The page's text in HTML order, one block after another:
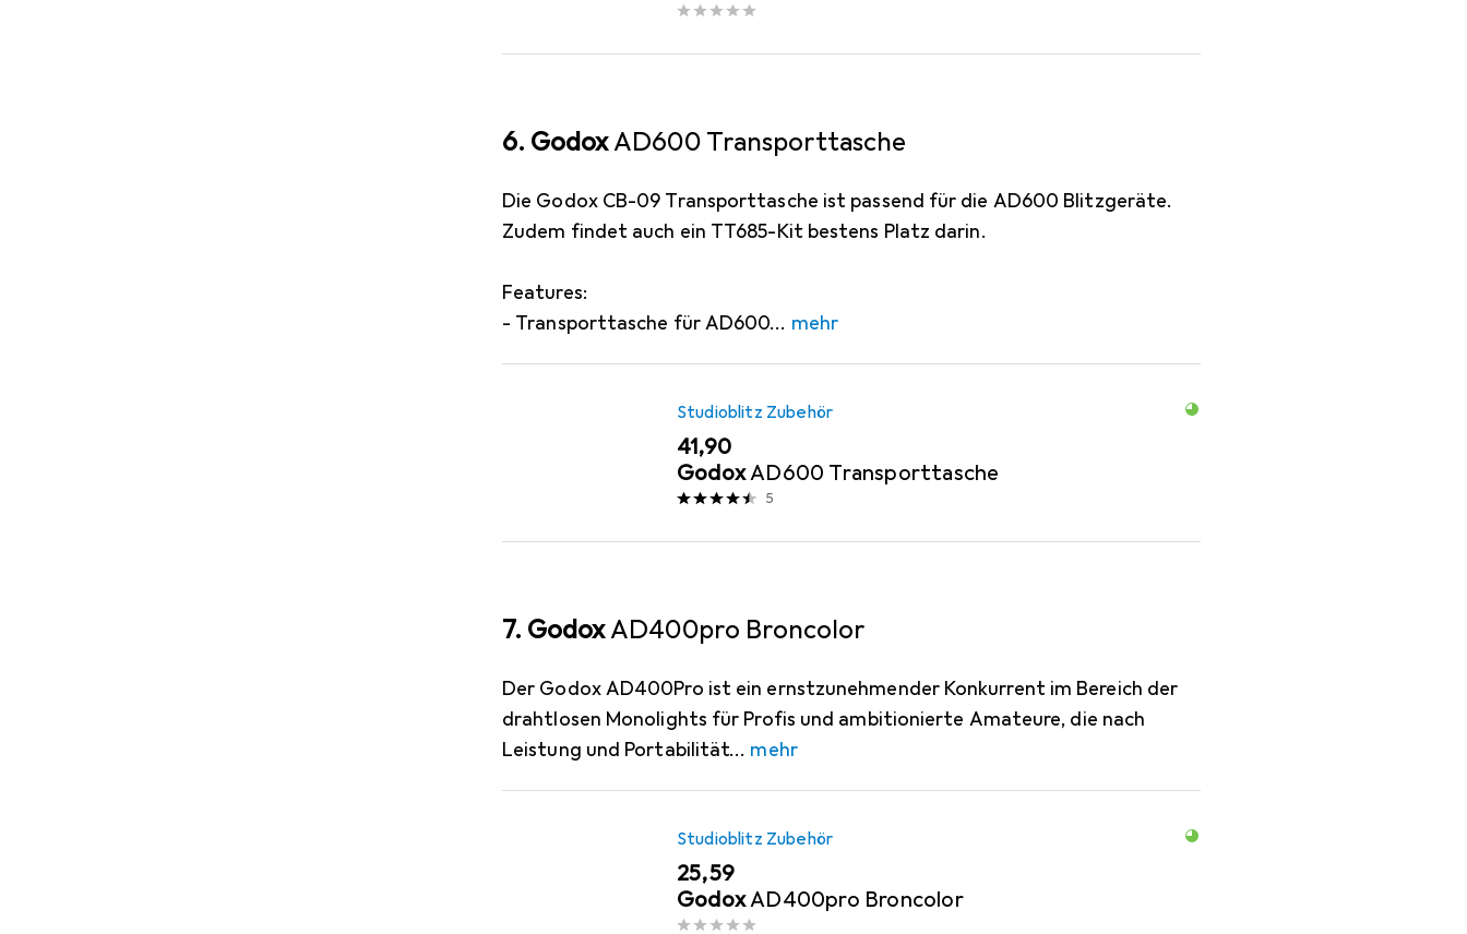
6. GodoxAD600 Transporttasche
Die Godox CB-09 Transporttasche ist passend für die AD600 Blitzgeräte.
Zudem findet auch ein TT685-Kit bestens Platz darin.
Features:
- Transporttasche für AD600
mehr
Studioblitz Zubehör
EUR
41,90
GodoxAD600 Transporttasche
5
7. GodoxAD400pro Broncolor
Der Godox AD400Pro ist ein ernstzunehmender Konkurrent im Bereich der
drahtlosen Monolights für Profis und ambitionierte Amateure, die nach
Leistung und Portabilität
mehr
Studioblitz Zubehör
EUR
25,59
GodoxAD400pro Broncolor